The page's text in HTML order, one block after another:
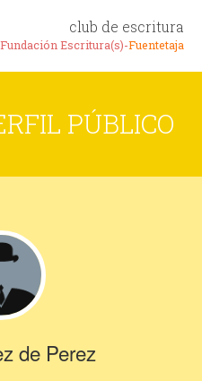
club de escritura
Fundación Escritura(s)-Fuentetaja
PÚBLICO
de Perez